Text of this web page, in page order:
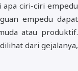
ciri-ciri empedu
empedu dapat
atau produktif.
dari gejalanya,